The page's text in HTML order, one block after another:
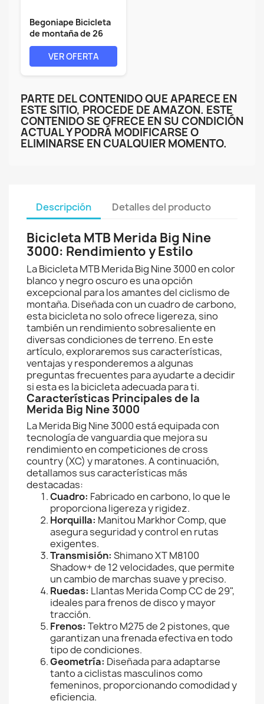
Begoniape Bicicleta
de montaña de 26
pulgadas...
VER OFERTA
PARTE DEL CONTENIDO QUE APARECE EN
ESTE SITIO, PROCEDE DE AMAZON. ESTE
CONTENIDO SE OFRECE EN SU CONDICIÓN
ACTUAL Y PODRÁ MODIFICARSE O
ELIMINARSE EN CUALQUIER MOMENTO.
Descripción Detalles del producto
Bicicleta MTB Merida Big Nine
3000: Rendimiento y Estilo
La Bicicleta MTB Merida Big Nine 3000 en color
blanco y negro oscuro es una opción
excepcional para los amantes del ciclismo de
montaña. Diseñada con un cuadro de carbono,
esta bicicleta no solo ofrece ligereza, sino
también un rendimiento sobresaliente en
diversas condiciones de terreno. En este
artículo, exploraremos sus características,
ventajas y responderemos a algunas
preguntas frecuentes para ayudarte a decidir
si esta es la bicicleta adecuada para ti.
Características Principales de la
Merida Big Nine 3000
La Merida Big Nine 3000 está equipada con
tecnología de vanguardia que mejora su
rendimiento en competiciones de cross
country (XC) y maratones. A continuación,
detallamos sus características más
destacadas:
Cuadro: Fabricado en carbono, lo que le
proporciona ligereza y rigidez.
Horquilla: Manitou Markhor Comp, que
asegura seguridad y control en rutas
exigentes.
Transmisión: Shimano XT M8100
Shadow+ de 12 velocidades, que permite
un cambio de marchas suave y preciso.
Ruedas: Llantas Merida Comp CC de 29",
ideales para frenos de disco y mayor
tracción.
Frenos: Tektro M275 de 2 pistones, que
garantizan una frenada efectiva en todo
tipo de condiciones.
Geometría: Diseñada para adaptarse
tanto a ciclistas masculinos como
femeninos, proporcionando comodidad y
eficiencia.